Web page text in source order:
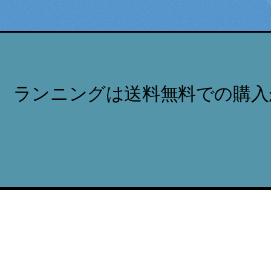
ランニングは送料無料での購